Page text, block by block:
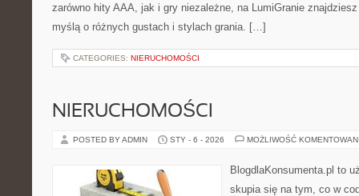
zarówno hity AAA, jak i gry niezależne, na LumiGranie
myślą o różnych gustach i stylach grania. […]
CATEGORIES: NIERUCHOMOŚCI
NIERUCHOMOŚCI
POSTED BY ADMIN STY - 6 - 2026 MOŻLIWOŚĆ
BlogdlaKonsumenta.pl to
skupia się na tym, co w